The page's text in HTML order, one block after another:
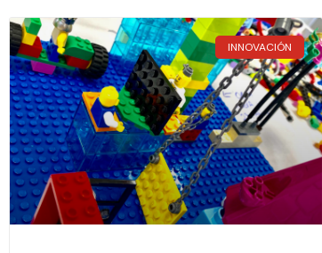
INNOVACIÓN